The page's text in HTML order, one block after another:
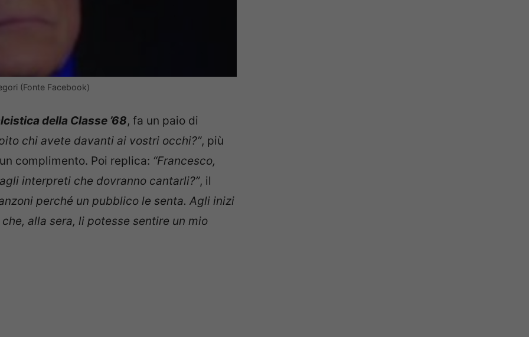
(Fonte Facebook)
della Classe ’68, fa un paio di
chi avete davanti ai vostri occhi?”, più
complimento. Poi replica: “Francesco,
interpreti che dovranno cantarli?”, il
perché un pubblico le senta. Agli inizi
alla sera, li potesse sentire un mio